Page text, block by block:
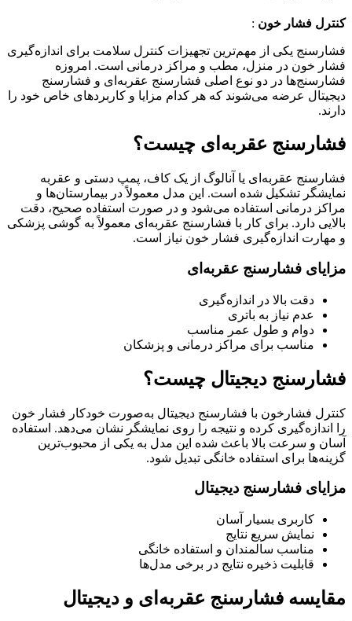
کنترل فشار خون :
فشارسنج یکی از مهم‌ترین تجهیزات کنترل سلامت برای اندازه‌گیری
فشار خون در منزل، مطب و مراکز درمانی است. امروزه
فشارسنج‌ها در دو نوع اصلی فشارسنج عقربه‌ای و فشارسنج
دیجیتال عرضه می‌شوند که هر کدام مزایا و کاربردهای خاص خود را
دارند.
فشارسنج عقربه‌ای چیست؟
فشارسنج عقربه‌ای یا آنالوگ از یک کاف، پمپ دستی و عقربه
نمایشگر تشکیل شده است. این مدل معمولاً در بیمارستان‌ها و
مراکز درمانی استفاده می‌شود و در صورت استفاده صحیح، دقت
بالایی دارد. برای کار با فشارسنج عقربه‌ای معمولاً به گوشی پزشکی
و مهارت اندازه‌گیری فشار خون نیاز است.
مزایای فشارسنج عقربه‌ای
دقت بالا در اندازه‌گیری
عدم نیاز به باتری
دوام و طول عمر مناسب
مناسب برای مراکز درمانی و پزشکان
فشارسنج دیجیتال چیست؟
کنترل فشارخون با فشارسنج دیجیتال به‌صورت خودکار فشار خون
را اندازه‌گیری کرده و نتیجه را روی نمایشگر نشان می‌دهد. استفاده
آسان و سرعت بالا باعث شده این مدل به یکی از محبوب‌ترین
گزینه‌ها برای استفاده خانگی تبدیل شود.
مزایای فشارسنج دیجیتال
کاربری بسیار آسان
نمایش سریع نتایج
مناسب سالمندان و استفاده خانگی
قابلیت ذخیره نتایج در برخی مدل‌ها
مقایسه فشارسنج عقربه‌ای و دیجیتال